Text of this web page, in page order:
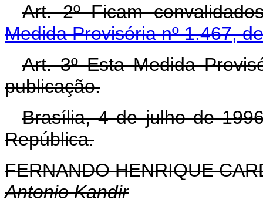
Art. 2º Ficam
Medida Provisória nº 1.467,
Art. 3º Esta Medida
publicação.
Brasília, 4 de julho de
República.
FERNANDO HENRIQUE
Antonio Kandir